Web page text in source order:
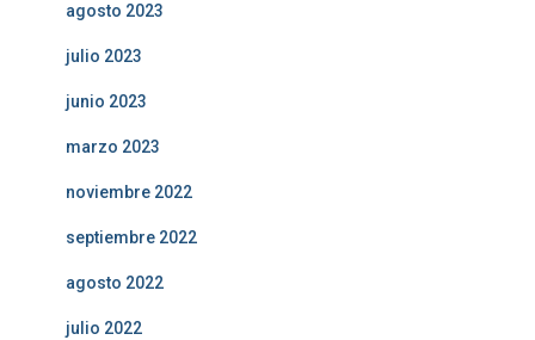
agosto 2023
julio 2023
junio 2023
marzo 2023
noviembre 2022
septiembre 2022
agosto 2022
julio 2022